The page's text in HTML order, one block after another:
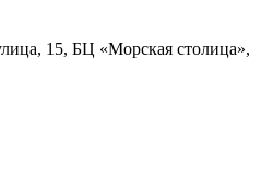
15, БЦ «Морская столица»,